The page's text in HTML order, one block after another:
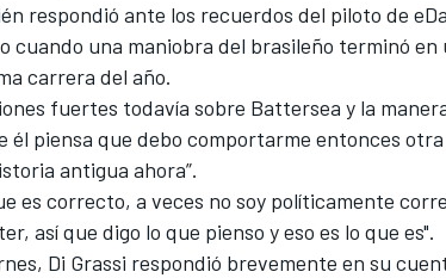
respondió ante los recuerdos del piloto de
cuando una maniobra del brasileño terminó
carrera del año.
fuertes todavía sobre Battersea y la
él piensa que debo comportarme entonces
antigua ahora”.
es correcto, a veces no soy políticamente
así que digo lo que pienso y eso es lo que es".
Di Grassi respondió brevemente en su